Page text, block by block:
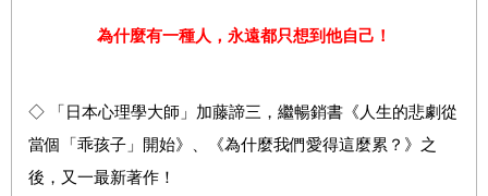
為什麼有一種人，永遠都只想到他自己！
◇ 「日本心理學大師」加藤諦三，繼暢銷書《人生的悲劇從
當個「乖孩子」開始》、《為什麼我們愛得這麼累？》之
後，又一最新著作！